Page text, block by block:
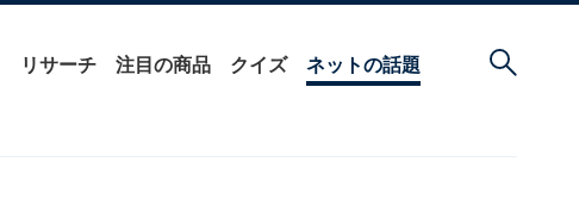
リサーチ 注目の商品 クイズ ネットの話題